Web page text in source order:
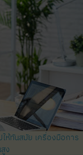
ห้ทันสมัย ​​เครื่องมือการ
ง